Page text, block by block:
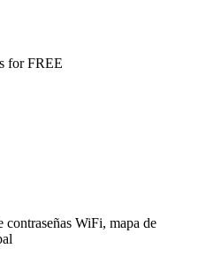
for FREE
contraseñas WiFi, mapa de